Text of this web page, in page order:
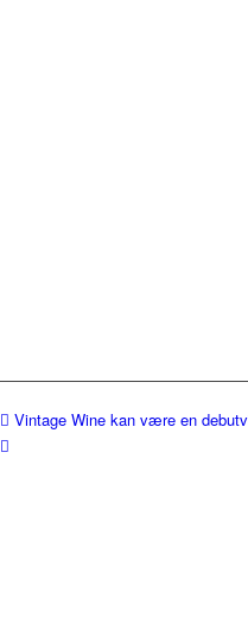
Vintage Wine kan være en